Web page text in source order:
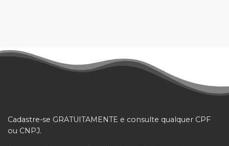
Cadastre-se GRATUITAMENTE e consulte qualquer CPF
ou CNPJ.